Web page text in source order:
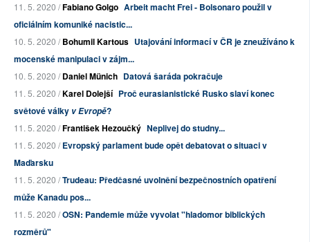
11. 5. 2020 /Fabiano Golgo Arbeit macht Frei - Bolsonaro použil v
oficiálním komuniké nacistic...
10. 5. 2020 /Bohumil Kartous Utajování informací v ČR je zneužíváno k
mocenské manipulaci v zájm...
10. 5. 2020 /Daniel Münich Datová šaráda pokračuje
11. 5. 2020 /Karel Dolejší Proč eurasianistické Rusko slaví konec
světové války v Evropě?
11. 5. 2020 /František Hezoučký Neplivej do studny...
11. 5. 2020 /Evropský parlament bude opět debatovat o situaci v
Maďarsku
11. 5. 2020 /Trudeau: Předčasné uvolnění bezpečnostních opatření
může Kanadu pos...
11. 5. 2020 /OSN: Pandemie může vyvolat "hladomor biblických
rozměrů"